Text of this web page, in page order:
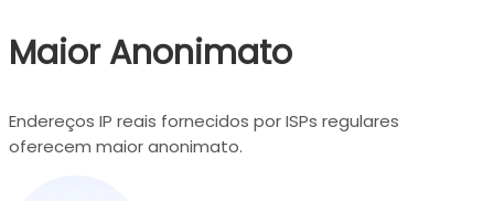
Maior Anonimato
Endereços IP reais fornecidos por ISPs regulares
oferecem maior anonimato.